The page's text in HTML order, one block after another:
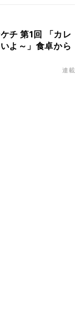
チ 第1回 「カレ
よ～」食卓から
連載